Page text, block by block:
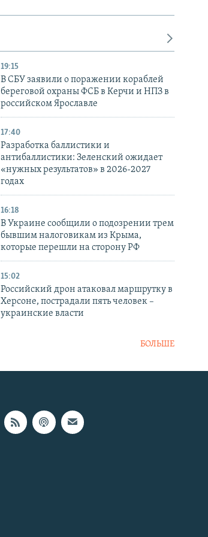
19:15
В СБУ заявили о поражении кораблей
береговой охраны ФСБ в Керчи и НПЗ в
российском Ярославле
17:40
Разработка баллистики и
антибаллистики: Зеленский ожидает
«нужных результатов» в 2026-2027
годах
16:18
В Украине сообщили о подозрении трем
бывшим налоговикам из Крыма,
которые перешли на сторону РФ
15:02
Российский дрон атаковал маршрутку в
Херсоне, пострадали пять человек –
украинские власти
БОЛЬШЕ